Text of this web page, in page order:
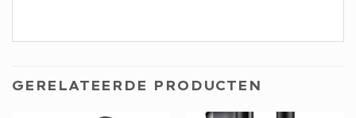
GERELATEERDE PRODUCTEN